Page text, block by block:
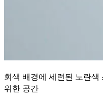
회색 배경에 세련된 노란
위한 공간